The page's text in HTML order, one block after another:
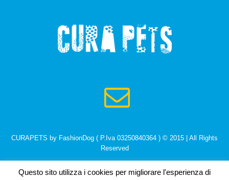
CURAPETS by FashionDog ( P.Iva 03250840364 ) © 2015 | All Rights
Reserved
Questo sito utilizza i cookies per migliorare l'esperienza di